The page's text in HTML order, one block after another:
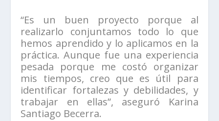
“Es un buen proyecto porque al
realizarlo conjuntamos todo lo que
hemos aprendido y lo aplicamos en la
práctica. Aunque fue una experiencia
pesada porque me costó organizar
mis tiempos, creo que es útil para
identificar fortalezas y debilidades, y
trabajar en ellas”, aseguró Karina
Santiago Becerra.